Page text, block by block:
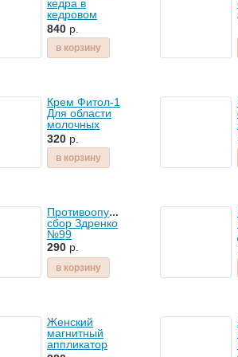
кедра в
кедровом
масле
Радоград
840 р.
в корзину
Крем Фитол-1
Для области
молочных
желез
320 р.
в корзину
Противоопухолевый
сбор Здренко
№99
290 р.
в корзину
Женский
магнитный
аппликатор